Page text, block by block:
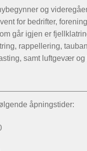
og
for bedrifter,
går igjen er
rappellering,
samt luftgevær og
åpningstider: